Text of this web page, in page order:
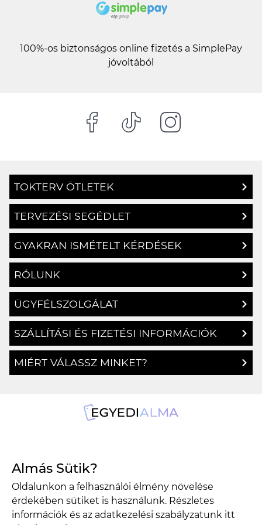
100%-os biztonságos online fizetés a SimplePay
jóvoltából
TOKTERV ÖTLETEK
TERVEZÉSI SEGÉDLET
GYAKRAN ISMÉTELT KÉRDÉSEK
RÓLUNK
ÜGYFÉLSZOLGÁLAT
SZÁLLÍTÁSI ÉS FIZETÉSI INFORMÁCIÓK
MIÉRT VÁLASSZ MINKET?
info@egyedialma.hu
1134 Budapest, Angyalföldi út 25.
Almás Sütik?
Oldalunkon a felhasználói élmény növelése
érdekében sütiket is használunk. Részletes
információk és az adatkezelési szabályzatunk itt